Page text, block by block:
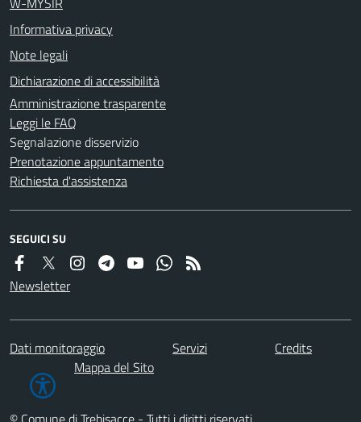
Informativa privacy
Note legali
Dichiarazione di accessibilità
Amministrazione trasparente
Leggi le FAQ
Segnalazione disservizio
Prenotazione appuntamento
Richiesta d'assistenza
SEGUICI SU
Newsletter
Dati monitoraggio Servizi
Credits
Mappa del Sito